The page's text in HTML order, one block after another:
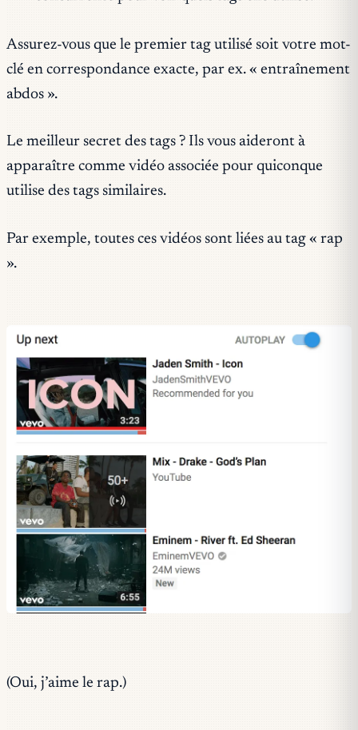
Assurez-vous que le premier tag utilisé soit votre mot-
clé en correspondance exacte, par ex. « entraînement
abdos ».
Le meilleur secret des tags ? Ils vous aideront à
apparaître comme vidéo associée pour quiconque
utilise des tags similaires.
Par exemple, toutes ces vidéos sont liées au tag « rap
».
(Oui, j’aime le rap.)